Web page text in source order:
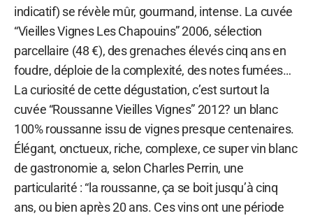
indicatif) se révèle mûr, gourmand, intense. La cuvée
“Vieilles Vignes Les Chapouins” 2006, sélection
parcellaire (48 €), des grenaches élevés cinq ans en
foudre, déploie de la complexité, des notes fumées…
La curiosité de cette dégustation, c’est surtout la
cuvée “Roussanne Vieilles Vignes” 2012? un blanc
100% roussanne issu de vignes presque centenaires.
Élégant, onctueux, riche, complexe, ce super vin blanc
de gastronomie a, selon Charles Perrin, une
particularité : “la roussanne, ça se boit jusqu’à cinq
ans, ou bien après 20 ans. Ces vins ont une période